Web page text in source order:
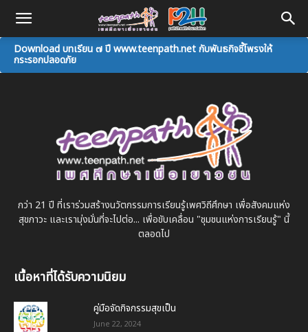
Download บทเรียน ๗ ปี www.teenpath.net กับพันธกิจชี้โพรงให้
กระรอกปลอดภัย
กว่า 21 ปี ที่เราร่วมสร้างนวัตกรรมการเรียนรู้เพศวิถีศึกษา เพื่อสังคมแห่ง
สุขภาวะ และเรามุ่งมั่นที่จะไปต่อ... เพื่อขับเคลื่อน "ชุมชนแห่งการเรียนรู้" นี้
ตลอดไป
เนื้อหาที่ได้รับความนิยม
คู่มือจัดกิจกรรมสุขเป็น
June 22, 2024